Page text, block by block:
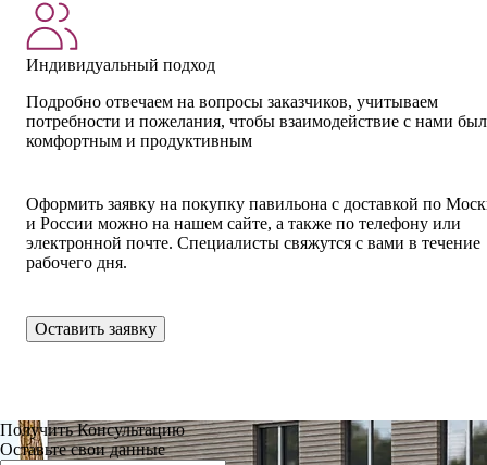
Индивидуальный подход
Подробно отвечаем на вопросы заказчиков, учитываем
потребности и пожелания, чтобы взаимодействие с нами
комфортным и продуктивным
Оформить заявку на покупку павильона с доставкой по
и России можно на нашем сайте, а также по телефону или
электронной почте. Специалисты свяжутся с вами в течение
рабочего дня.
Оставить заявку
Получить Консультацию
Оставьте свои данные